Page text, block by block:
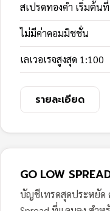
สเปรดทองคำ เริ่มต้น
ไม่มีค่าคอมมิชชั่น
เลเวอเรจสูงสุด 1:100
รายละเอียด
GO LOW
บัญชีเทรดสุดประหยัด